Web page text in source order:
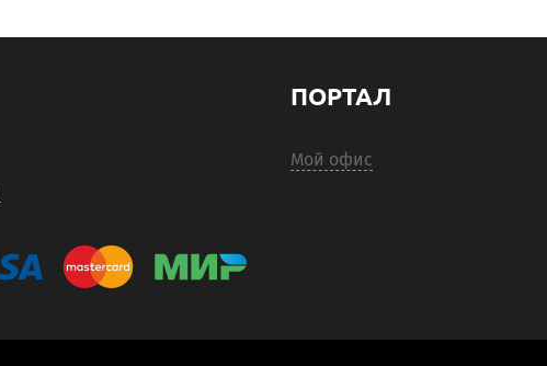
ПОРТАЛ
Мой офис